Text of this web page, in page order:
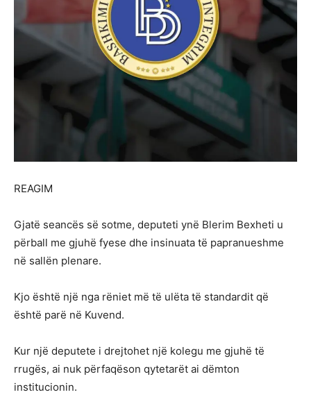
REAGIM
Gjatë seancës së sotme, deputeti ynë Blerim Bexheti u
përball me gjuhë fyese dhe insinuata të papranueshme
në sallën plenare.
Kjo është një nga rëniet më të ulëta të standardit që
është parë në Kuvend.
Kur një deputete i drejtohet një kolegu me gjuhë të
rrugës, ai nuk përfaqëson qytetarët ai dëmton
institucionin.